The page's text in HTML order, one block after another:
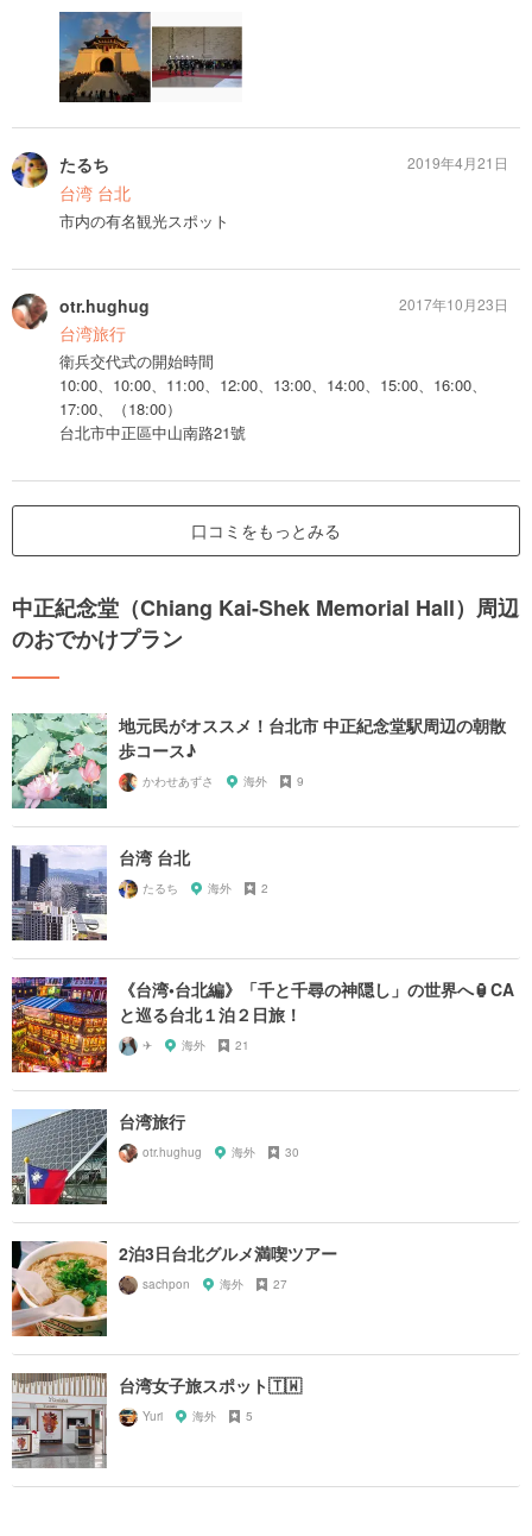
たるち
台湾 台北
市内の有名観光スポット
2019年4月21日
otr.hughug
台湾旅行
衛兵交代式の開始時間
10:00、10:00、11:00、12:00、13:00、14:00、15:00、16:00、
17:00、（18:00）
台北市中正區中山南路21號
2017年10月23日
口コミをもっとみる
中正紀念堂（Chiang Kai-Shek Memorial Hall）周辺
のおでかけプラン
地元民がオススメ！台北市 中正紀念堂駅周辺の朝散
歩コース♪
かわせあずさ 海外 9
台湾 台北
たるち 海外 2
《台湾•台北編》「千と千尋の神隠し」の世界へ🏮CA
と巡る台北１泊２日旅！
✈︎ 海外 21
台湾旅行
otr.hughug 海外 30
2泊3日台北グルメ満喫ツアー
sachpon 海外 27
台湾女子旅スポット🇹🇼
Yuri 海外 5